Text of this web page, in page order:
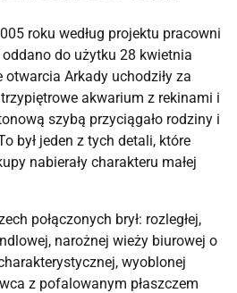
roku według projektu pracowni
do użytku 28 kwietnia
Arkady uchodziły za
akwarium z rekinami i
szybą przyciągało rodziny i
był jeden z tych detali, które
nabierały charakteru małej
połączonych brył: rozległej,
narożnej wieży biurowej o
wyoblonej
z pofalowanym płaszczem